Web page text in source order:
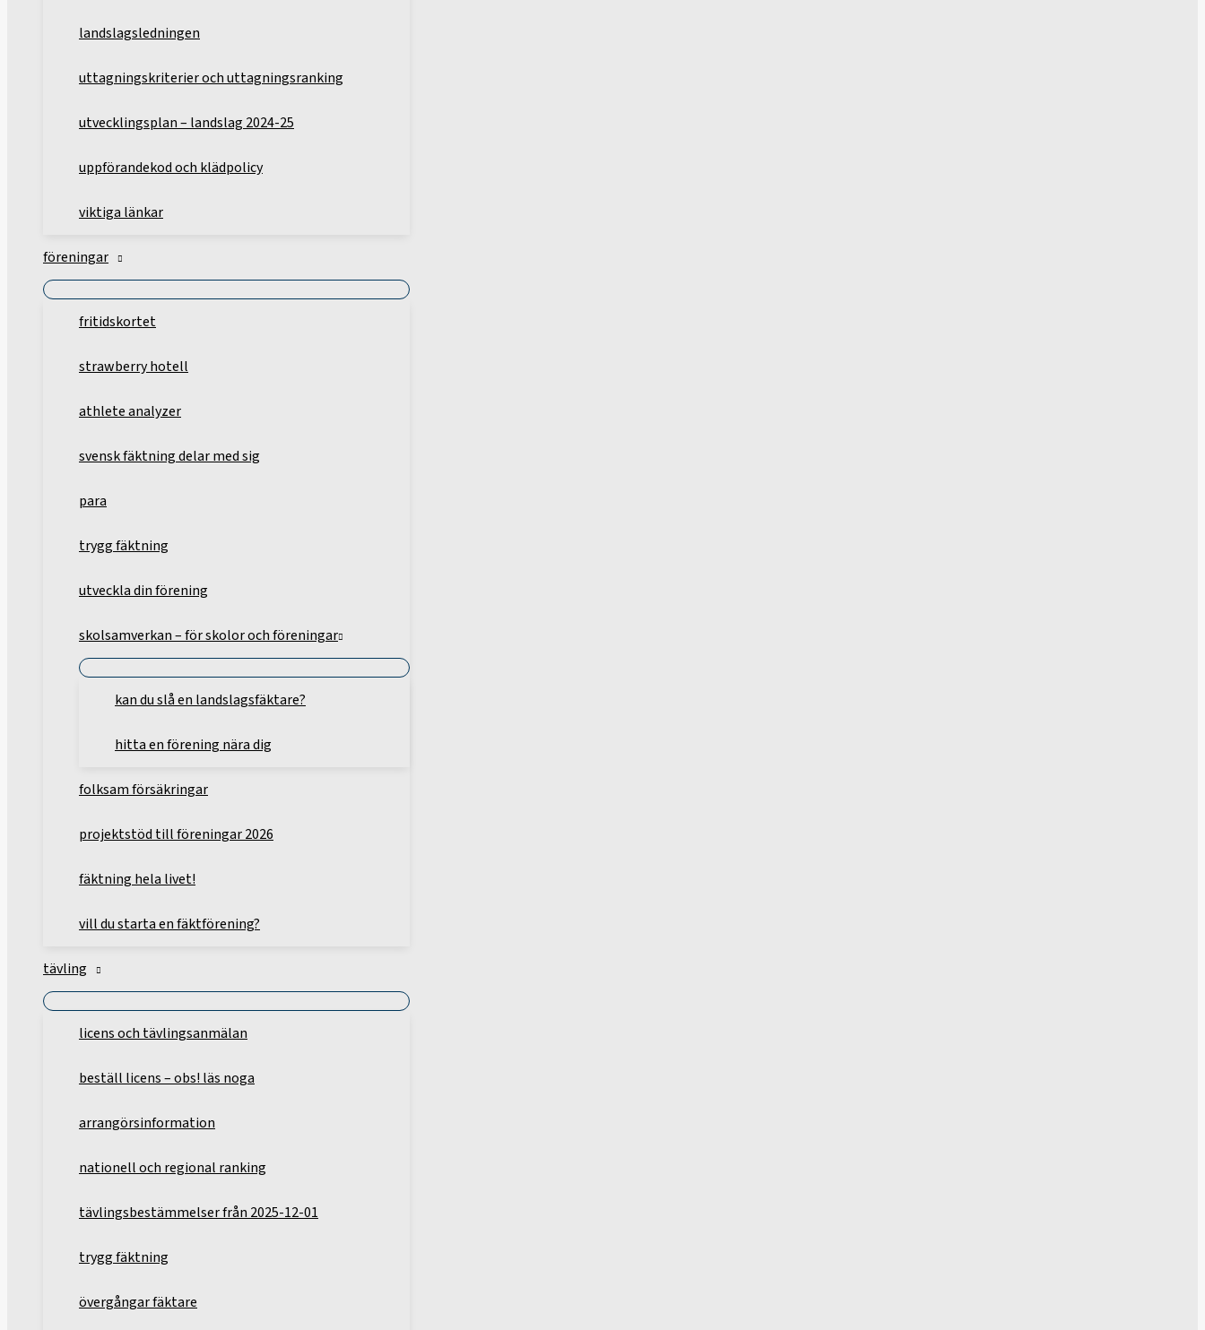
landslagsledningen
uttagningskriterier och uttagningsranking
utvecklingsplan – landslag 2024-25
uppförandekod och klädpolicy
viktiga länkar
föreningar
fritidskortet
strawberry hotell
athlete analyzer
svensk fäktning delar med sig
para
trygg fäktning
utveckla din förening
skolsamverkan – för skolor och föreningar
kan du slå en landslagsfäktare?
hitta en förening nära dig
folksam försäkringar
projektstöd till föreningar 2026
fäktning hela livet!
vill du starta en fäktförening?
tävling
licens och tävlingsanmälan
beställ licens – obs! läs noga
arrangörsinformation
nationell och regional ranking
tävlingsbestämmelser från 2025-12-01
trygg fäktning
övergångar fäktare